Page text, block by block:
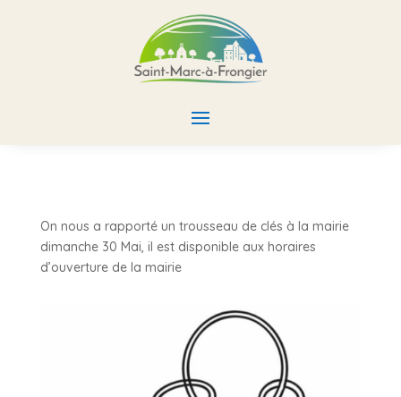
On nous a rapporté un trousseau de clés à la mairie
dimanche 30 Mai, il est disponible aux horaires
d’ouverture de la mairie